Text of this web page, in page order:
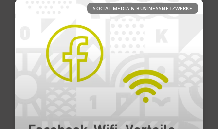
SOCIAL MEDIA & BUSINESSNETZWERKE